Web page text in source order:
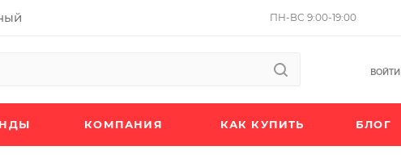
ПН-ВС 9:00-19:00
ВОЙТИ
КОМПАНИЯ КАК КУПИТЬ БЛОГ